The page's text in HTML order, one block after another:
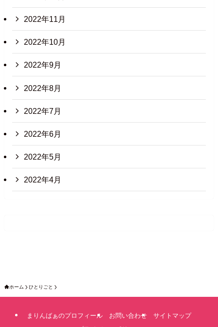
2022年11月
2022年10月
2022年9月
2022年8月
2022年7月
2022年6月
2022年5月
2022年4月
ホーム ひとりごと
まりんばぁのプロフィール お問い合わせ
サイトマップ